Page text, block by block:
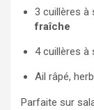
3 cuillères à
fraîche
4 cuillères à
Ail râpé,
Parfaite sur